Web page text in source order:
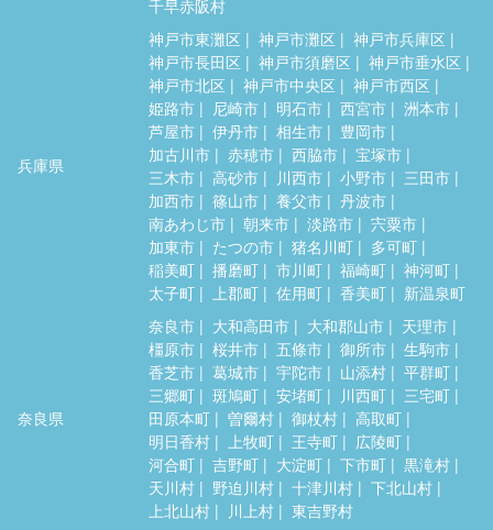
千早赤阪村
兵庫県
神戸市東灘区 神戸市灘区
神戸市兵庫区
神戸市長田区
神戸市須磨区
神戸市垂水区
神戸市北区
神戸市中央区
神戸市西区
姫路市
尼崎市 明石市 西宮市
洲本市
芦屋市
伊丹市 相生市
豊岡市
加古川市
赤穂市 西脇市
宝塚市
三木市
高砂市 川西市 小野市
三田市
加西市
篠山市 養父市
丹波市
南あわじ市
朝来市 淡路市
宍粟市
加東市
たつの市 猪名川町
多可町
稲美町
播磨町 市川町 福崎町
神河町
太子町
上郡町 佐用町 香美町 新温泉町
奈良県
奈良市 大和高田市 大和郡山市
天理市
橿原市
桜井市 五條市 御所市
生駒市
香芝市
葛城市 宇陀市 山添村
平群町
三郷町
斑鳩町 安堵町 川西町
三宅町
田原本町
曽爾村 御杖村
高取町
明日香村
上牧町 王寺町
広陵町
河合町
吉野町 大淀町 下市町
黒滝村
天川村
野迫川村 十津川村
下北山村
上北山村
川上村 東吉野村